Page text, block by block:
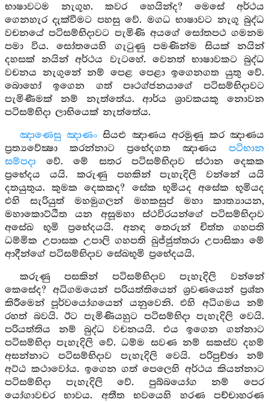
භාෂාවටම නැගූහ. කවර හෙයින්ද? මෙසේ අර්ථය
ගෙනහැර දැක්වීමට පහසු වේ. මගධ භාෂාවට නැගූ බුද්ධ
වචනයේ පටිසම්භිදාවට පැමිණි අයගේ සෝතපථ ගමනම
පමා විය. සෝතයෙහි ගැටුණු පමණින්ම සියක් නයින්
දහසක් නයින් අර්ථය වැටහේ. වෙනත් භාෂාවකට බුද්ධ
වචනය නැගුනේ නම් පෙළ පෙළා ඉගෙනගත යුතු වේ.
බොහෝ ඉගෙන ගත් පෘථග්ජනයාගේ පටිසම්භිදාවට
පැමිණීමක් නම් නැත්තේය. ආර්ය ශ්‍රාවකයකු නොවන
පටිසම්භිදා ලාභියෙක් නැත්තේය.
ඤාණෙසු ඤාණං සියළු ඤාණය අරමුණු කර ඤාණය
ප්‍රත්‍යවේක්‍ෂා කරන්නාට ප්‍රභේදගත ඤාණය පටිභාන
සම්පදා වේ. මේ සතර පටිසම්භිදාව ස්ථාන දෙකක
ප්‍රභේදය යයි. කරුණු පහකින් පැහැදිලි වන්නේ යයි
දතයුතුය. කුමක දෙකකද? සේක භූමියද අසේක භූමියද
එහි සැරියුත් මහමුගලන් මහකසුප් මහා කාත්‍යායන,
මහාකොට්ඨිත යන අසූමහා ස්ථවිරයන්ගේ පටිසම්භිදාව
අසේඛ භූමි ප්‍රභේදයයි. අනඳ තෙරුන් චිත්ත ගහපති
ධම්මික උපාසක උපාලි ගහපති ඛුජ්ජුත්තරා උපාසිකා මේ
ආදීන්ගේ පටිසම්භිදාව සේඛභූමි ප්‍රභේදයයි.
කරුණු පසකින් පටිසම්භිදාව පැහැදිලි වන්නේ
කෙසේද? අධිගමයෙන් පරියත්තියෙන් ශ්‍රවණයෙන් ප්‍රශ්න
කිරීමෙන් පූර්වයෝගයෙන් යනුවෙනි. එහි අධිගමය නම්
රහත් බවයි. ඊට පැමිණියහුට පටිසම්භිදා පැහැදිලි වෙයි.
පරියත්තිය නම් බුද්ධ වචනයයි. එය ඉගෙන ගන්නාට
පටිසම්භිදා පැහැදිලි වේ. ධම්ම සවණ නම් සකස්ව දහම්
අසන්නාට පටිසම්භිදාව පැහැදිලි වෙයි. පරිපුච්ඡා නම්
අට්ඨ කථාවෝය. ඉගෙන ගත් පෙලෙහි අර්ථය කියන්නාට
පටිසම්භිදා පැහැදිලි වේ. පුබ්බයෝග නම් පෙර
යෝගාවචර භාවය. අතීත භවයෙහි හරණ පච්චාහරණ